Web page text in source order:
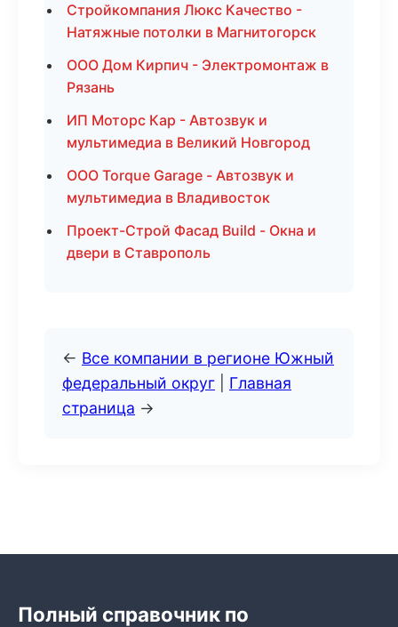
Стройкомпания Люкс Качество -
Натяжные потолки в Магнитогорск
ООО Дом Кирпич - Электромонтаж в
Рязань
ИП Моторс Кар - Автозвук и
мультимедиа в Великий Новгород
ООО Torque Garage - Автозвук и
мультимедиа в Владивосток
Проект-Строй Фасад Build - Окна и
двери в Ставрополь
← Все компании в регионе Южный
федеральный округ
Главная
страница →
Полный справочник по